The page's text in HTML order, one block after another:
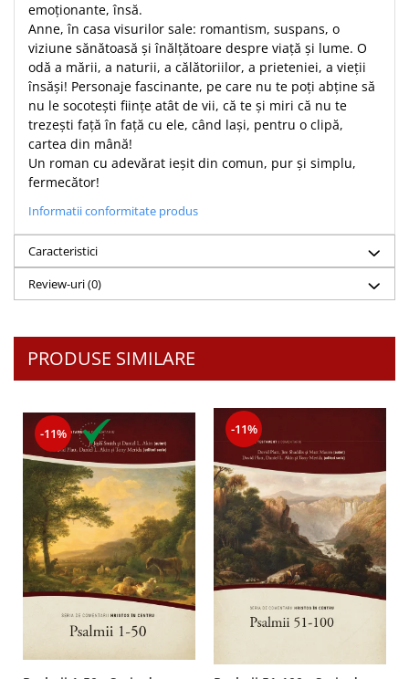
Teologie
A doua venire
Apologetica
Dogmatica
Istoria Bisericii
Misiune
Viata crestina
Contemporaneitate
Devotional
Diverse
Lupta Spirituala
Schimbarea caracterului
Slujire
Viata din belsug
Viata de zi cu zi
Dezvoltare personala
Leadership
Mediu
Sanatate / nutritie
emoţionante, însă.
Anne, în casa visurilor sale: romantism, suspans, o
viziune sănătoasă şi înălţătoare despre viaţă şi lume. O
odă a mării, a naturii, a călătoriilor, a prieteniei, a vieţii
însăşi! Personaje fascinante, pe care nu te poţi abţine să
nu le socoteşti fiinţe atât de vii, că te şi miri că nu te
trezeşti faţă în faţă cu ele, când laşi, pentru o clipă,
cartea din mână!
Un roman cu adevărat ieşit din comun, pur şi simplu,
fermecător!
Informatii conformitate produs
Caracteristici
Review-uri(0)
PRODUSE SIMILARE
-11% -11%